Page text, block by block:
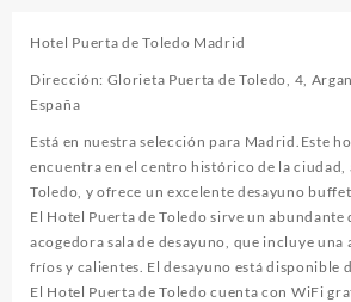
Hotel Puerta de Toledo Madrid
Dirección: Glorieta Puerta de Toledo, 4,
España
Está en nuestra selección para Madrid.Este
encuentra en el centro histórico de la ciudad,
Toledo, y ofrece un excelente desayuno buffet
El Hotel Puerta de Toledo sirve un
acogedora sala de desayuno, que incluye una
fríos y calientes. El desayuno está disponible
El Hotel Puerta de Toledo cuenta con WiFi